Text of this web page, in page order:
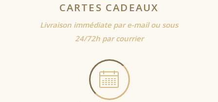
CARTES CADEAUX
Livraison immédiate par e-mail ou sous
24/72h par courrier